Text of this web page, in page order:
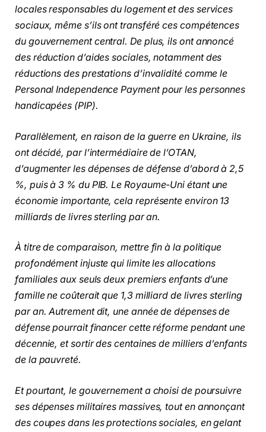
locales responsables du logement et des services
sociaux, même s’ils ont transféré ces compétences
du gouvernement central. De plus, ils ont annoncé
des réduction d’aides sociales, notamment des
réductions des prestations d’invalidité comme le
Personal Independence Payment pour les personnes
handicapées (PIP).
Parallèlement, en raison de la guerre en Ukraine, ils
ont décidé, par l’intermédiaire de l’OTAN,
d’augmenter les dépenses de défense d’abord à 2,5
%, puis à 3 % du PIB. Le Royaume-Uni étant une
économie importante, cela représente environ 13
milliards de livres sterling par an.
À titre de comparaison, mettre fin à la politique
profondément injuste qui limite les allocations
familiales aux seuls deux premiers enfants d’une
famille ne coûterait que 1,3 milliard de livres sterling
par an. Autrement dit, une année de dépenses de
défense pourrait financer cette réforme pendant une
décennie, et sortir des centaines de milliers d’enfants
de la pauvreté.
Et pourtant, le gouvernement a choisi de poursuivre
ses dépenses militaires massives, tout en annonçant
des coupes dans les protections sociales, en gelant